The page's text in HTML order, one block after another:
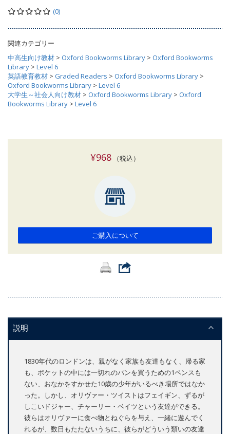
(0)
関連カテゴリー
中高生向け教材 > Oxford Bookworms Library > Oxford Bookworms
Library > Level 6
英語教育教材 > Graded Readers > Oxford Bookworms Library >
Oxford Bookworms Library > Level 6
大学生～社会人向け教材 > Oxford Bookworms Library > Oxford
Bookworms Library > Level 6
¥968 （税込）
ご購入について
説明
1830年代のロンドンは、親がなく家族も友達もなく、帰る家
も、ポケットの中には一切れのパンを買うための1ペンスも
ない、おなかをすかせた10歳の少年がいるべき場所ではなか
った。しかし、オリヴァー・ツイストはフェイギン、ずるが
しこいドジャー、チャーリー・ベイツという友達ができる。
彼らはオリヴァーに食べ物とねぐらを与え、一緒に遊んでく
れるが、数日もたたないうちに、彼らがどういう類いの友達